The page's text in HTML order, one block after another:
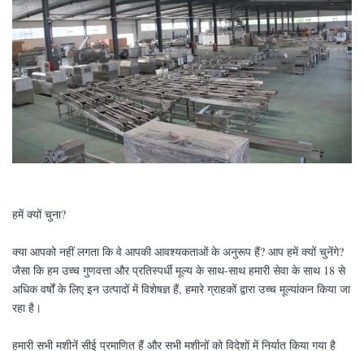
हमें क्यों चुना?
क्या आपको नहीं लगता कि वे आपकी आवश्यकताओं के अनुरूप हैं? आप हमें क्यों चुनेंगे?
जैसा कि हम उच्च गुणवत्ता और प्रतिस्पर्धी मूल्य के साथ-साथ हमारी सेवा के साथ 18 से
अधिक वर्षों के लिए इन उत्पादों में विशेषज्ञ हैं, हमारे ग्राहकों द्वारा उच्च मूल्यांकन किया जा
रहा है।
हमारी सभी मशीनें सीई प्रमाणित हैं और सभी मशीनों को विदेशों में निर्यात किया गया है